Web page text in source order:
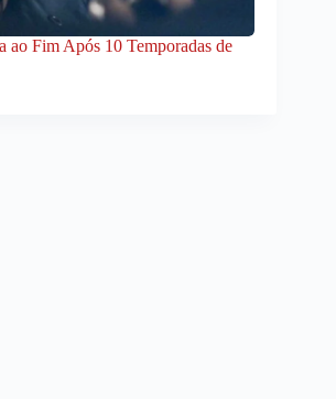
ao Fim Após 10 Temporadas de